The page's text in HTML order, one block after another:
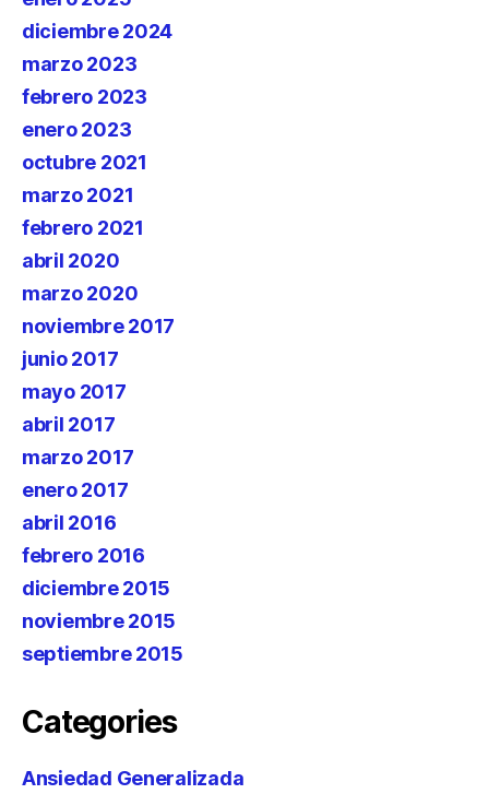
diciembre 2024
marzo 2023
febrero 2023
enero 2023
octubre 2021
marzo 2021
febrero 2021
abril 2020
marzo 2020
noviembre 2017
junio 2017
mayo 2017
abril 2017
marzo 2017
enero 2017
abril 2016
febrero 2016
diciembre 2015
noviembre 2015
septiembre 2015
Categories
Ansiedad Generalizada